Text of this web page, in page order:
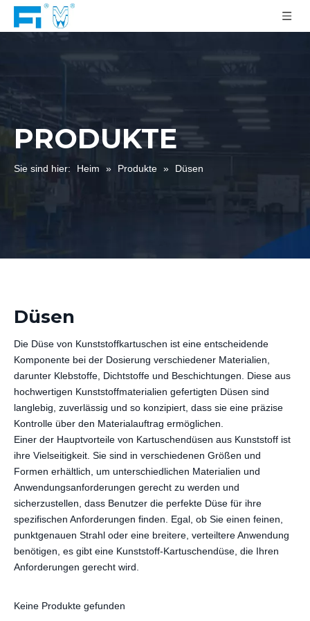
PRODUKTE
Sie sind hier: Heim » Produkte » Düsen
Düsen
Die Düse von Kunststoffkartuschen ist eine entscheidende
Komponente bei der Dosierung verschiedener Materialien,
darunter Klebstoffe, Dichtstoffe und Beschichtungen. Diese aus
hochwertigen Kunststoffmaterialien gefertigten Düsen sind
langlebig, zuverlässig und so konzipiert, dass sie eine präzise
Kontrolle über den Materialauftrag ermöglichen.
Einer der Hauptvorteile von Kartuschendüsen aus Kunststoff ist
ihre Vielseitigkeit. Sie sind in verschiedenen Größen und
Formen erhältlich, um unterschiedlichen Materialien und
Anwendungsanforderungen gerecht zu werden und
sicherzustellen, dass Benutzer die perfekte Düse für ihre
spezifischen Anforderungen finden. Egal, ob Sie einen feinen,
punktgenauen Strahl oder eine breitere, verteiltere Anwendung
benötigen, es gibt eine Kunststoff-Kartuschendüse, die Ihren
Anforderungen gerecht wird.
Keine Produkte gefunden